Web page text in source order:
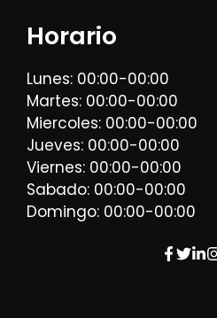
Horario
Lunes: 00:00-00:00
Martes: 00:00-00:00
Miercoles: 00:00-00:00
Jueves: 00:00-00:00
Viernes: 00:00-00:00
Sabado: 00:00-00:00
Domingo: 00:00-00:00